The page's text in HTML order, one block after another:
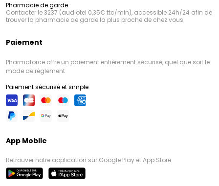
Pharmacie de garde :
Contacter le 3237 (audiotel 0,35€ ttc/min), accessible 24h/24 afin de
trouver la pharmacie de garde la plus proche de chez vous
Paiement
Pharmaforce offre un paiement entièrement sécurisé, quel que soit le
mode de règlement
Paiement sécurisé et simple
App Mobile
Retrouver notre application sur Google Play et App Store